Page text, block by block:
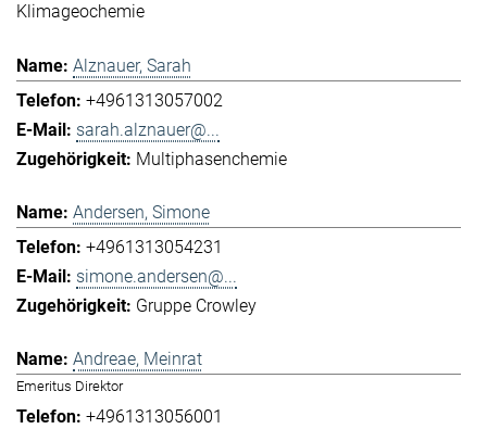
Klimageochemie
Alznauer, Sarah
+4961313057002
sarah.alznauer@...
Multiphasenchemie
Andersen, Simone
+4961313054231
simone.andersen@...
Gruppe Crowley
Andreae, Meinrat
Emeritus Direktor
+4961313056001